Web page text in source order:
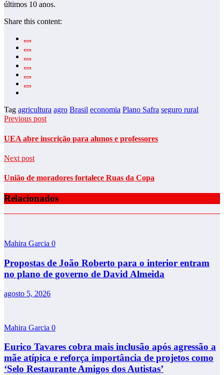
últimos 10 anos.
Share this content:
Tag agricultura agro Brasil economia Plano Safra seguro rural
Previous post
UEA abre inscrição para alunos e professores
Next post
União de moradores fortalece Ruas da Copa
Relacionados
Mahira Garcia 0
Propostas de João Roberto para o interior entram
no plano de governo de David Almeida
agosto 5, 2026
Mahira Garcia 0
Eurico Tavares cobra mais inclusão após agressão a
mãe atípica e reforça importância de projetos como
‘Selo Restaurante Amigos dos Autistas’